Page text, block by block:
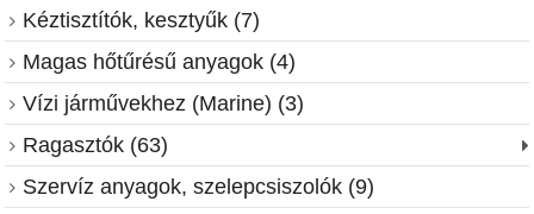
Kéztisztítók, kesztyűk (7)
Magas hőtűrésű anyagok (4)
Vízi járművekhez (Marine) (3)
Ragasztók (63)
Szervíz anyagok, szelepcsiszolók (9)